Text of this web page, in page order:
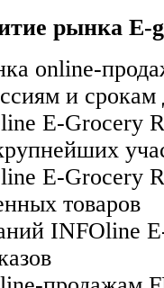
рынка E-
online-
и срокам
E-Grocery
E-Grocery
товаров
INFOline